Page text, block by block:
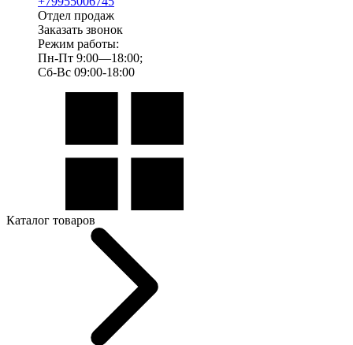
Отдел продаж
Заказать звонок
Режим работы:
Пн-Пт 9:00—18:00;
Сб-Вс 09:00-18:00
Каталог товаров